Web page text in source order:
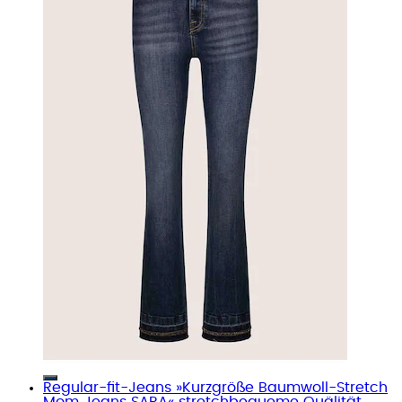
Regular-fit-Jeans »Kurzgröße Baumwoll-Stretch